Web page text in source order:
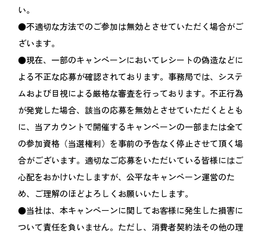
い。
●不適切な方法でのご参加は無効とさせていただく場合がご
ざいます。
●現在、一部のキャンペーンにおいてレシートの偽造などに
よる不正な応募が確認されております。事務局では、システ
ムおよび目視による厳格な審査を行っております。不正行為
が発覚した場合、該当の応募を無効とさせていただくととも
に、当アカウントで開催するキャンペーンの一部または全て
の参加資格（当選権利）を事前の予告なく停止させて頂く場
合がございます。適切なご応募をいただいている皆様にはご
心配をおかけいたしますが、公平なキャンペーン運営のた
め、ご理解のほどよろしくお願いいたします。
●当社は、本キャンペーンに関してお客様に発生した損害に
ついて責任を負いません。ただし、消費者契約法その他の理